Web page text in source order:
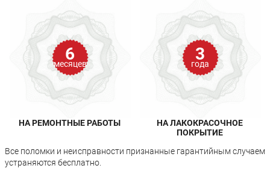
6
месяцев
НА РЕМОНТНЫЕ РАБОТЫ
3
года
НА ЛАКОКРАСОЧНОЕ
ПОКРЫТИЕ
Все поломки и неисправности признанные гарантийным случаем
устраняются бесплатно.